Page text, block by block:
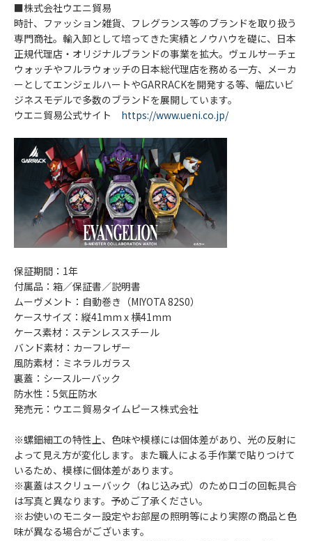
■株式会社ウエニ貿易
時計、ファッション雑貨、フレグランス等のブランドを取り扱う
専門商社。輸入卸として培ってきた実績とノウハウを礎に、日本
正規代理店・オリジナルブランドの事業を拡大。ヴェルサーチェ
ウォッチやフルラウォッチの日本総代理店を務める一方、メーカ
ーとしてエンジェルハートやGARRACKを開発する等、幅広いビ
ジネスモデルで多数のブランドを展開しています。
ウエニ貿易公式サイト https://www.ueni.co.jp/
保証期間：1年
付属品：箱／保証書／説明書
ムーヴメント：自動巻き（MIYOTA 82S0）
ケースサイズ：縦41mm x 横41mm
ケース素材：ステンレススチール
バンド素材：カーフレザー
風防素材：ミネラルガラス
裏蓋：シースルーバック
防水性：5気圧防水
発売元：ウエニ貿易タイムピース株式会社
※螺鈿細工の特性上、色味や模様には個体差があり、光の反射に
よって見え方が変化します。また職人による手作業で貼りつけて
いるため、模様に個体差があります。
※裏蓋はスクリューバック（ねじ込み式）のためロゴの回転具合
は写真と異なります。予めご了承ください。
※お使いのモニター設定やお部屋の照明等により実際の商品と色
味が異なる場合がございます。